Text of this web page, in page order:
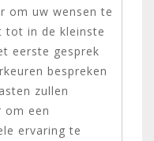
om uw wensen te
tot in de kleinste
eerste gesprek
bespreken
zullen
om een
ervaring te